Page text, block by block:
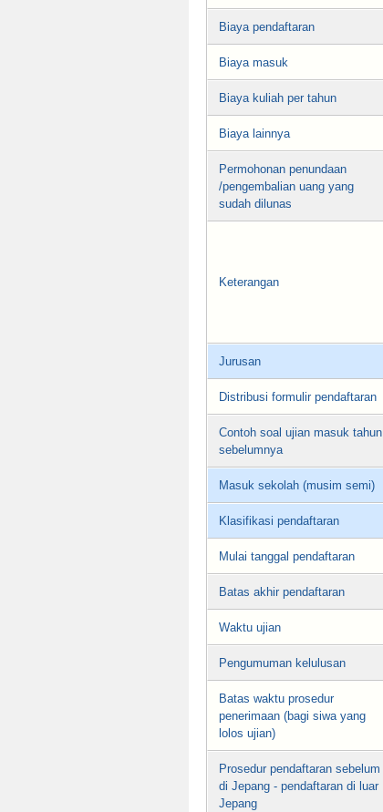
Biaya pendaftaran
Biaya masuk
Biaya kuliah per tahun
Biaya lainnya
Permohonan penundaan
/pengembalian uang yang
sudah dilunas
Keterangan
Jurusan
Distribusi formulir pendaftaran
Contoh soal ujian masuk tahun
sebelumnya
Masuk sekolah (musim semi)
Klasifikasi pendaftaran
Mulai tanggal pendaftaran
Batas akhir pendaftaran
Waktu ujian
Pengumuman kelulusan
Batas waktu prosedur
penerimaan (bagi siwa yang
lolos ujian)
Prosedur pendaftaran sebelum
di Jepang - pendaftaran di luar
Jepang